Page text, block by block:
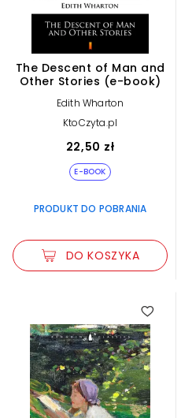
The Descent of Man and
Other Stories (e-book)
Edith Wharton
KtoCzyta.pl
22,50 zł
E-BOOK
PRODUKT DO POBRANIA
DO KOSZYKA